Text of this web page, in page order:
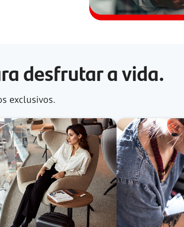
desfrutar a vida.
exclusivos.